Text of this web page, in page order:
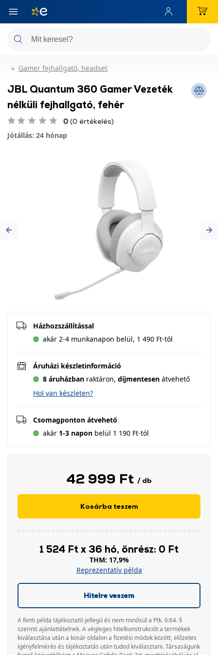
Gamer fejhallgató, headset
JBL Quantum 360 Gamer Vezeték
nélküli fejhallgató, fehér
0 (0 értékelés)
Jótállás: 24 hónap
Previous
Házhozszállítással
akár 2-4 munkanapon belül, 1 490 Ft-tól
Áruházi készletinformáció
8 áruházban raktáron, díjmentesen átvehető
Hol van készleten?
Csomagponton átvehető
akár 1-3 napon belül 1 190 Ft-tól
42 999 Ft / db
Kosárba teszem
1 524 Ft x 36 hó, önrész: 0 Ft
THM: 17,9%
Reprezentatív példa
Hitelre veszem
A fenti példa tájékoztató jellegű és nem minősül a Ptk. 6:64. §
szerinti ajánlattételnek. A végleges hitelkonstrukciót a termékek
kiválasztása után a kosár oldalon a fizetési módok között, előzetes
igényfelmérés és tájékoztatás után tudod kiválasztani. Társaságunk